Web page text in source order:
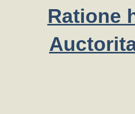
Ratione